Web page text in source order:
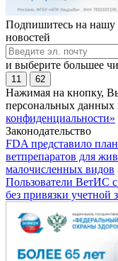
Подпишитесь на нашу
новостей
и выберите большее
11 62
Нажимая на кнопку,
персональных данных
конфиденциальности»
Законодательство
FDA представило
ветпрепаратов для
малочисленных видов
Пользователи ВетИС
без привязки учетной